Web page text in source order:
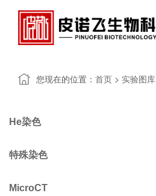
您现在的位置： 首页 > 实验图库
He染色
特殊染色
MicroCT